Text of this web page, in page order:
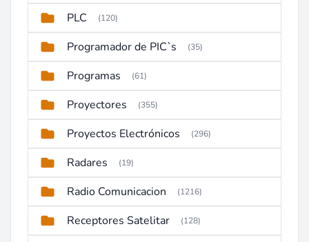
PLC (120)
Programador de PIC`s (35)
Programas (61)
Proyectores (355)
Proyectos Electrónicos (296)
Radares (19)
Radio Comunicacion (1216)
Receptores Satelitar (128)